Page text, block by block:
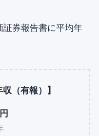
券報告書に平均年
（有報）】